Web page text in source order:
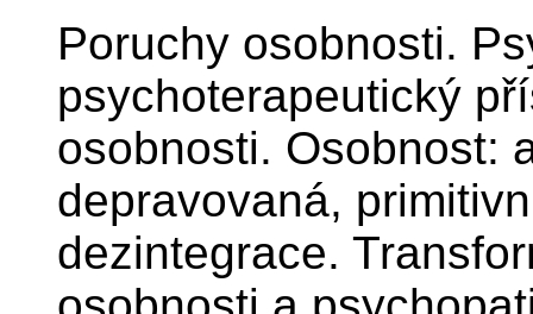
Poruchy osobnosti.
psychoterapeutický
osobnosti. Osobnost:
depravovaná,
dezintegrace.